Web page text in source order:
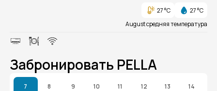
27 °C
27 °C
August средняя температура
Забронировать PELLA
7 8 9 10 11 12 13 14